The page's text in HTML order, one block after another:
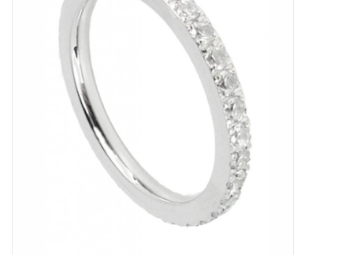
Zonnebrillen
ON THE BEACH